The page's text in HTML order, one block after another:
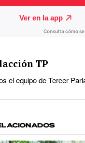
TP
el equipo de Tercer